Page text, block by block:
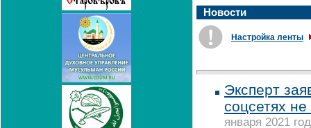
Новости
Настройка ленты
Эксперт
соцсетях
января 2021